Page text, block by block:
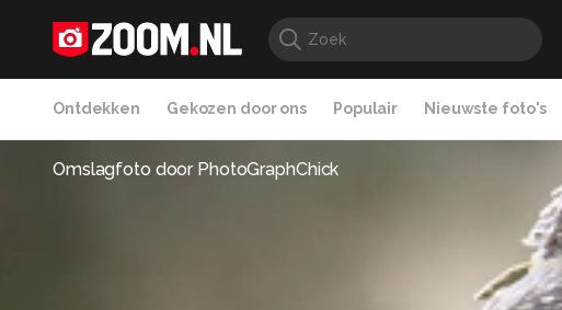
Ontdekken Gekozen door ons Populair Nieuwste foto's
Omslagfoto door PhotoGraphChick